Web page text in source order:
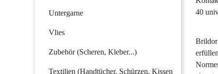
40
Brildor
Untergarne
Vlies
Zubehör (Scheren, Kleber...)
Textilien (Handtücher, Schürzen, Kissen